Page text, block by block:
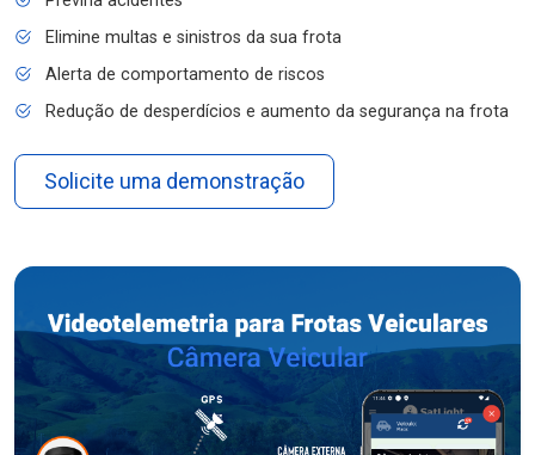
Elimine multas e sinistros da sua frota
Alerta de comportamento de riscos
Redução de desperdícios e aumento da segurança na frota
Solicite uma demonstração